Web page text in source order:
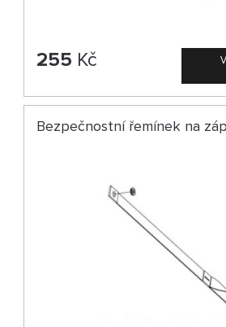
255 Kč
Bezpečnostní řemínek na